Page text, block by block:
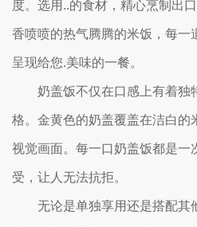
度。选用..的食材，精心烹制出
香喷喷的热气腾腾的米饭，每一
呈现给您.美味的一餐。
奶盖饭不仅在口感上有着独
格。金黄色的奶盖覆盖在洁白的
视觉画面。每一口奶盖饭都是一
受，让人无法抗拒。
无论是单独享用还是搭配其